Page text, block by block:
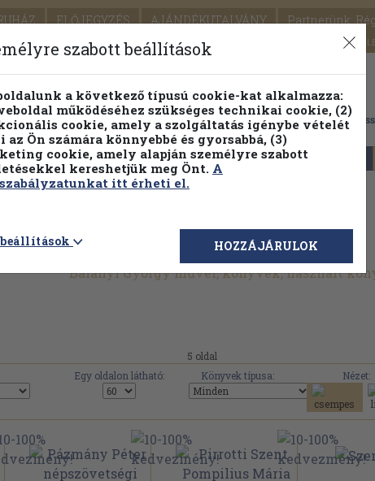
ELŐJEGYZÉS AJÁNDÉKUTALVÁNY Partnerünk:
SEGÍTSÉG
PILLANATNYI ÁRAINK FENNTARTHATÓ OLVASMÁNYOK
Részletes kereső Témaköri fa
Balanyi György művei, könyvek, használt
5 oldal
Egy oldalon látható: Könyvek típusa:
Nézet:
szabott beállítások
a következő típusú cookie-kat alkalmazza:
működéséhez szükséges technikai cookie, (2)
cookie, amely a szolgáltatás igénybe vételét
az Ön számára könnyebbé és gyorsabbá, (3)
cookie, amely alapján személyre szabott
kereshetjük meg Önt. A
itt érheti el.
HOZZÁJÁRULOK